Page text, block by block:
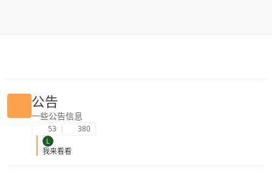
公告
一些公告信息
53 380
L
我来看看